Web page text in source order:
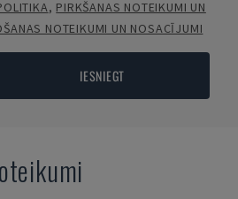
, PIRKŠANAS NOTEIKUMI UN
NOTEIKUMI UN NOSACĪJUMI
IESNIEGT